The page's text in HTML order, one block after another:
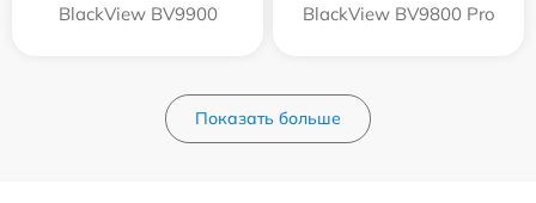
BlackView BV9900 BlackView BV9800 Pro
Показать больше